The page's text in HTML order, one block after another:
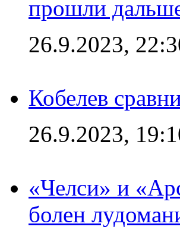
прошли
26.9.2023,
Кобелев
26.9.2023,
«Челси» и
болен